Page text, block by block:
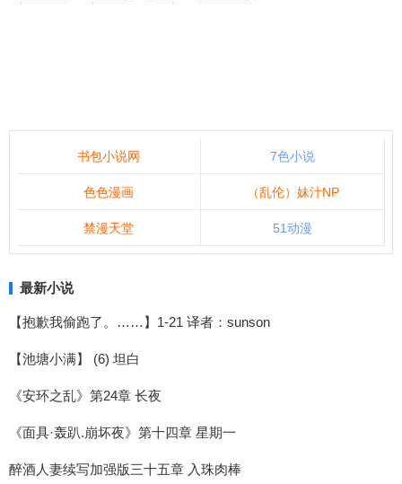
书包小说网 7色小说
色色漫画 （乱伦）妹汁NP
禁漫天堂 51动漫
最新小说
【抱歉我偷跑了。……】1-21 译者：sunson
【池塘小满】 (6) 坦白
《安环之乱》第24章 长夜
《面具·轰趴.崩坏夜》第十四章 星期一
醉酒人妻续写加强版三十五章 入珠肉棒